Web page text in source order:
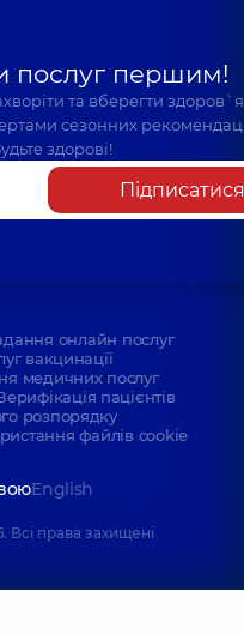
послуг першим!
та вберегти
сезонних
здорові!
Підписатися
онлайн послуг
вакцинації
медичних послуг
пацієнтів
розпорядку
файлів cookie
English
права захищені